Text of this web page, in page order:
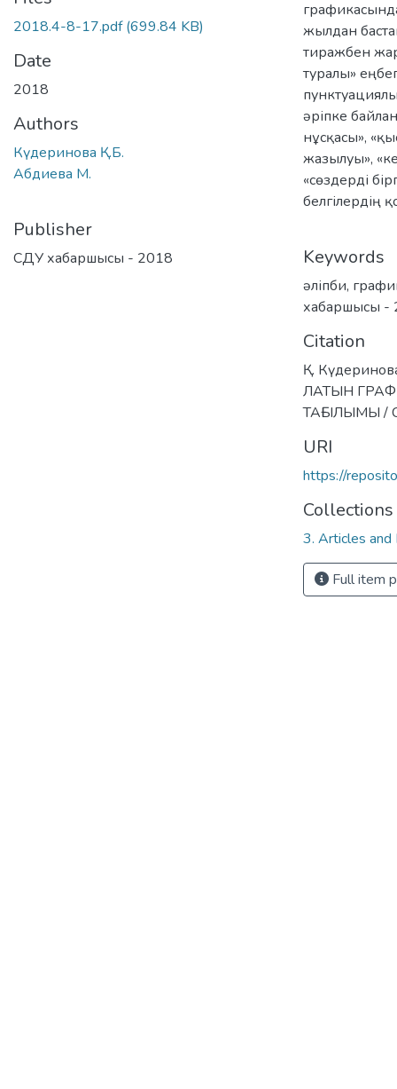
2018.4-8-17.pdf(699.84 KB)
Date
2018
Authors
Күдеринова Қ.Б.
Абдиева М.
Publisher
СДУ хабаршысы - 2018
жылдан
тиражбен
туралы»
әріпке
нұсқасы»,
жазылуы»,
«сөздерді
белгілердің
Keywords
әліпби,
хабаршысы -
Citation
Қ.
ЛАТЫН
ТАҒЫЛЫМЫ /
URI
https://
Collections
3. Articles and
Full item